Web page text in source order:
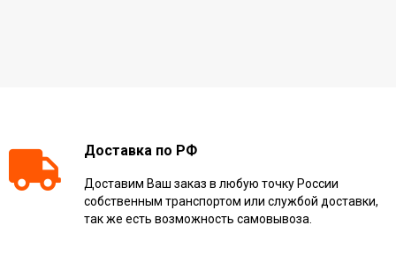
Доставка по РФ
Доставим Ваш заказ в любую точку России
собственным транспортом или службой доставки,
так же есть возможность самовывоза.